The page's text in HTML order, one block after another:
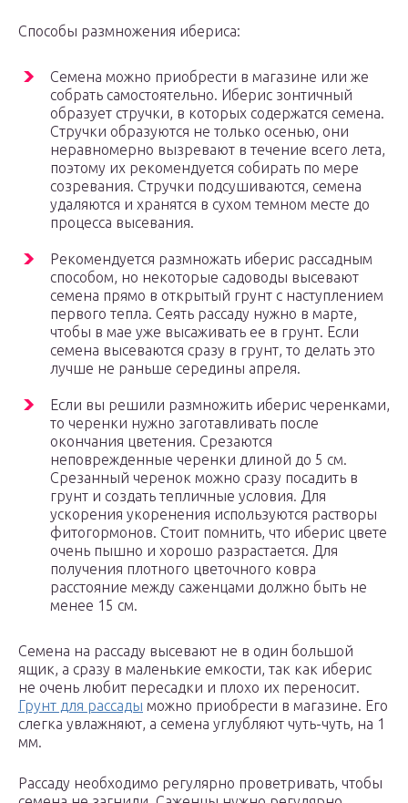
Способы размножения ибериса:
Семена можно приобрести в магазине или же
собрать самостоятельно. Иберис зонтичный
образует стручки, в которых содержатся семена.
Стручки образуются не только осенью, они
неравномерно вызревают в течение всего лета,
поэтому их рекомендуется собирать по мере
созревания. Стручки подсушиваются, семена
удаляются и хранятся в сухом темном месте до
процесса высевания.
Рекомендуется размножать иберис рассадным
способом, но некоторые садоводы высевают
семена прямо в открытый грунт с наступлением
первого тепла. Сеять рассаду нужно в марте,
чтобы в мае уже высаживать ее в грунт. Если
семена высеваются сразу в грунт, то делать это
лучше не раньше середины апреля.
Если вы решили размножить иберис черенками,
то черенки нужно заготавливать после
окончания цветения. Срезаются
неповрежденные черенки длиной до 5 см.
Срезанный черенок можно сразу посадить в
грунт и создать тепличные условия. Для
ускорения укоренения используются растворы
фитогормонов. Стоит помнить, что иберис цвете
очень пышно и хорошо разрастается. Для
получения плотного цветочного ковра
расстояние между саженцами должно быть не
менее 15 см.
Семена на рассаду высевают не в один большой
ящик, а сразу в маленькие емкости, так как иберис
не очень любит пересадки и плохо их переносит.
Грунт для рассады можно приобрести в магазине. Его
слегка увлажняют, а семена углубляют чуть-чуть, на 1
мм.
Рассаду необходимо регулярно проветривать, чтобы